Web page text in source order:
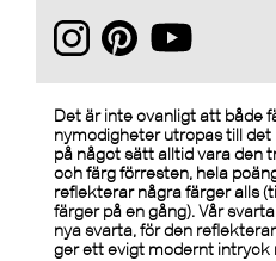
Det är inte ovanligt att både
nymodigheter utropas till
på något sätt alltid vara den
och färg förresten, hela
reflekterar några färger alls
färger på en gång). Vår
nya svarta, för den
ger ett evigt modernt intryck